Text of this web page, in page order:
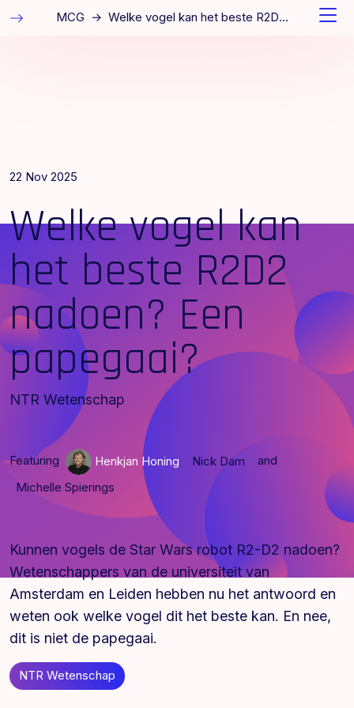
MCG → Welke vogel kan het beste R2D2 nadoen? Een papegaai?
22 Nov 2025
Welke vogel kan
het beste R2D2
nadoen? Een
papegaai?
NTR Wetenschap
Featuring Henkjan Honing Nick Dam
and
Michelle Spierings
Kunnen vogels de Star Wars robot R2-D2 nadoen?
Wetenschappers van de universiteit van
Amsterdam en Leiden hebben nu het antwoord en
weten ook welke vogel dit het beste kan. En nee,
dit is niet de papegaai.
NTR Wetenschap